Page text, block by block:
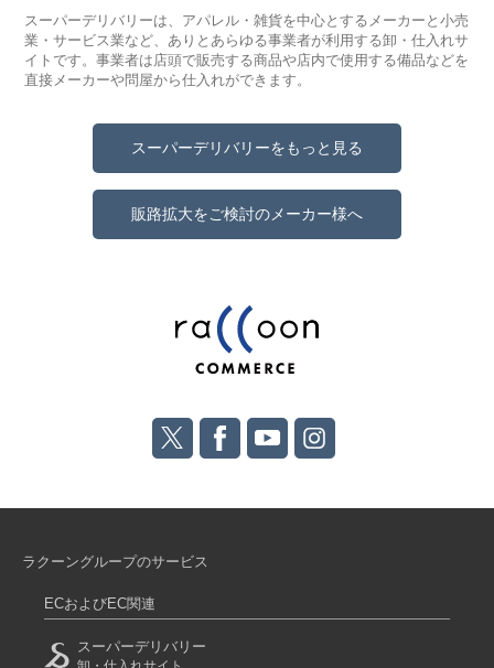
スーパーデリバリーは、アパレル・雑貨を中心とするメーカーと小売
業・サービス業など、ありとあらゆる事業者が利用する卸・仕入れサ
イトです。事業者は店頭で販売する商品や店内で使用する備品などを
直接メーカーや問屋から仕入れができます。
スーパーデリバリーをもっと見る
販路拡大をご検討のメーカー様へ
ラクーングループのサービス
ECおよびEC関連
スーパーデリバリー